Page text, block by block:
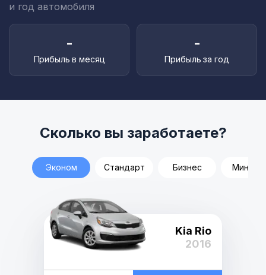
и год автомобиля
-
Прибыль в месяц
-
Прибыль за год
Сколько вы заработаете?
Эконом Стандарт Бизнес
Kia Rio
2016